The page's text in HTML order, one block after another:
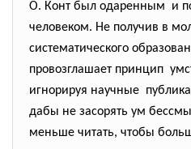
О. Конт был одаренным и
человеком. Не получив в
систематического
провозглашает принцип
игнорируя научные
дабы не засорять ум
меньше читать, чтобы